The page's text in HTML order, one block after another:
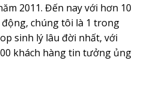
2011. Đến nay với hơn 10
chúng tôi là 1 trong
sinh lý lâu đời nhất, với
khách hàng tin tưởng ủng